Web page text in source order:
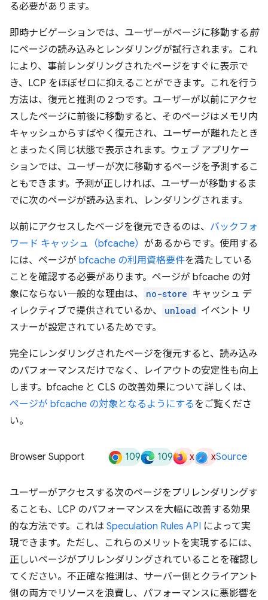
る必要があります。
即時ナビゲーションでは、ユーザーがページに移動する前
にページの読み込みとレンダリングが試行されます。これ
により、事前レンダリングされたページをすぐに表示で
き、LCP をほぼゼロに抑えることができます。これを行う
方法は、復元と推測の 2 つです。ユーザーが以前にアクセ
スしたページに前後に移動すると、そのページはメモリ内
キャッシュからすばやく復元され、ユーザーが離れたとき
とまったく同じ状態で表示されます。ウェブ アプリケー
ションでは、ユーザーが次に移動するページを予測するこ
ともできます。予測が正しければ、ユーザーが移動するま
でに次のページが読み込まれ、レンダリングされます。
以前にアクセスしたページを復元できるのは、 バックフォ
ワード キャッシュ（bfcache） があるからです。使用する
には、ページが bfcache の利用資格要件を満たしている
ことを確認する必要があります。ページが bfcache の対
象にならない一般的な理由は、
no-store キャッシュ デ
ィレクティブで提供されているか、
unload イベント リ
スナーが設定されているためです。
完全にレンダリングされたページを復元すると、読み込み
のパフォーマンスだけでなく、レイアウトの安定性も向上
します。bfcache と CLS の改善効果について詳しくは、
ページが bfcache の対象となるようにするをご覧くださ
い。
Browser Support 109 109 x xSource
ユーザーがアクセスする次のページをプリレンダリングす
ることも、LCP のパフォーマンスを大幅に改善する効果
的な方法です。これは Speculation Rules API によって実
現できます。ただし、これらのメリットを実現するには、
正しいページがプリレンダリングされていることを確認し
てください。不正確な推測は、サーバー側とクライアント
側の両方でリソースを浪費し、パフォーマンスに悪影響を